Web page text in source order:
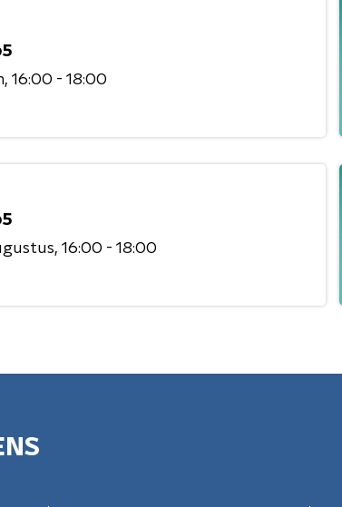
16:00 - 18:00
16:00 - 18:00